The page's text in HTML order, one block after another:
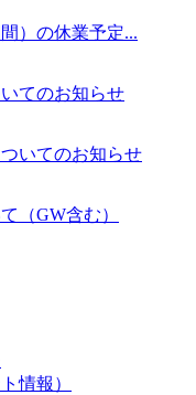
）の休業予定...
てのお知らせ
いてのお知らせ
（GW含む）
情報）